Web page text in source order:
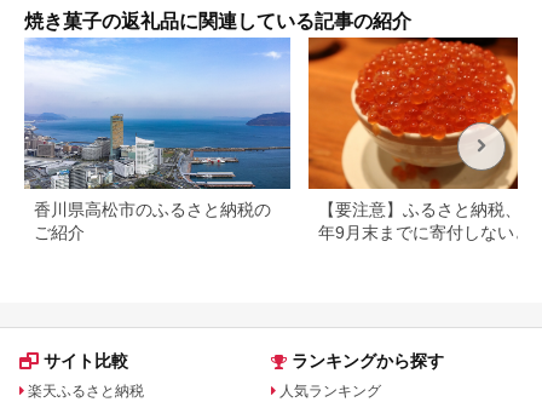
焼き菓子の返礼品に関連している記事の紹介
香川県高松市のふるさと納税の
ご紹介
【要注意】ふるさと納税、
年9月末までに寄付しないと
サイト比較
楽天ふるさと納税
ランキングから探す
人気ランキング